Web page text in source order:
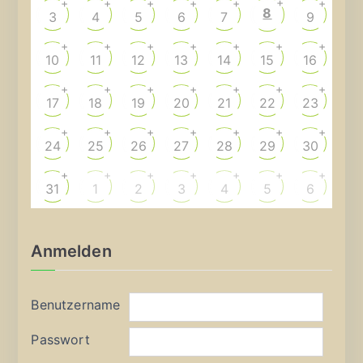
3
+
4
+
5
+
6
+
7
+
8 9
+
10
+
11
+
12
+
13
+
14
+
15
+
16
+
17
+
18
+
19
+
20
+
21
+
22
+
23
+
24
+
25
+
26
+
27
+
28
+
29
+
30
+
31
+
1
+
2
+
3
+
4
+
5
+
6
+
Anmelden
Benutzername
Passwort